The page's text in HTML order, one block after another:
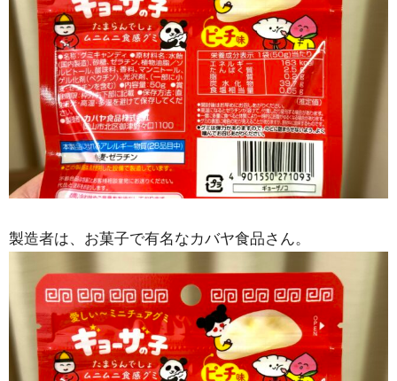
製造者は、お菓子で有名なカバヤ食品さん。